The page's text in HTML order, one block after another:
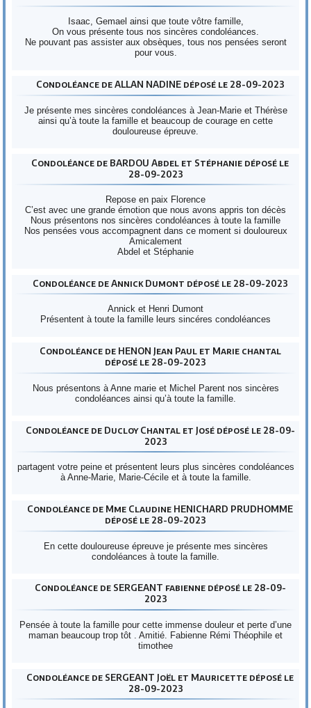
Isaac, Gemael ainsi que toute vôtre famille,
On vous présente tous nos sincères condoléances.
Ne pouvant pas assister aux obsèques, tous nos pensées seront
pour vous.
Condoléance de ALLAN NADINE déposé le 28-09-2023
Je présente mes sincères condoléances à Jean-Marie et Thérèse
ainsi qu’à toute la famille et beaucoup de courage en cette
douloureuse épreuve.
Condoléance de BARDOU Abdel et Stéphanie déposé le
28-09-2023
Repose en paix Florence
C’est avec une grande émotion que nous avons appris ton décès
Nous présentons nos sincères condoléances à toute la famille
Nos pensées vous accompagnent dans ce moment si douloureux
Amicalement
Abdel et Stéphanie
Condoléance de Annick Dumont déposé le 28-09-2023
Annick et Henri Dumont
Présentent à toute la famille leurs sincéres condoléances
Condoléance de HENON Jean Paul et Marie chantal
déposé le 28-09-2023
Nous présentons à Anne marie et Michel Parent nos sincères
condoléances ainsi qu’à toute la famille.
Condoléance de Ducloy Chantal et José déposé le 28-09-
2023
partagent votre peine et présentent leurs plus sincères condoléances
à Anne-Marie, Marie-Cécile et à toute la famille.
Condoléance de Mme Claudine HENICHARD PRUDHOMME
déposé le 28-09-2023
En cette douloureuse épreuve je présente mes sincères
condoléances à toute la famille.
Condoléance de SERGEANT fabienne déposé le 28-09-
2023
Pensée à toute la famille pour cette immense douleur et perte d’une
maman beaucoup trop tôt . Amitié. Fabienne Rémi Théophile et
timothee
Condoléance de SERGEANT Joël et Mauricette déposé le
28-09-2023